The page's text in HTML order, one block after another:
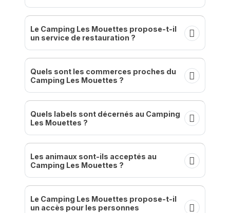
Le Camping Les Mouettes propose-t-il
un service de restauration ?
Quels sont les commerces proches du
Camping Les Mouettes ?
Quels labels sont décernés au Camping
Les Mouettes ?
Les animaux sont-ils acceptés au
Camping Les Mouettes ?
Le Camping Les Mouettes propose-t-il
un accès pour les personnes